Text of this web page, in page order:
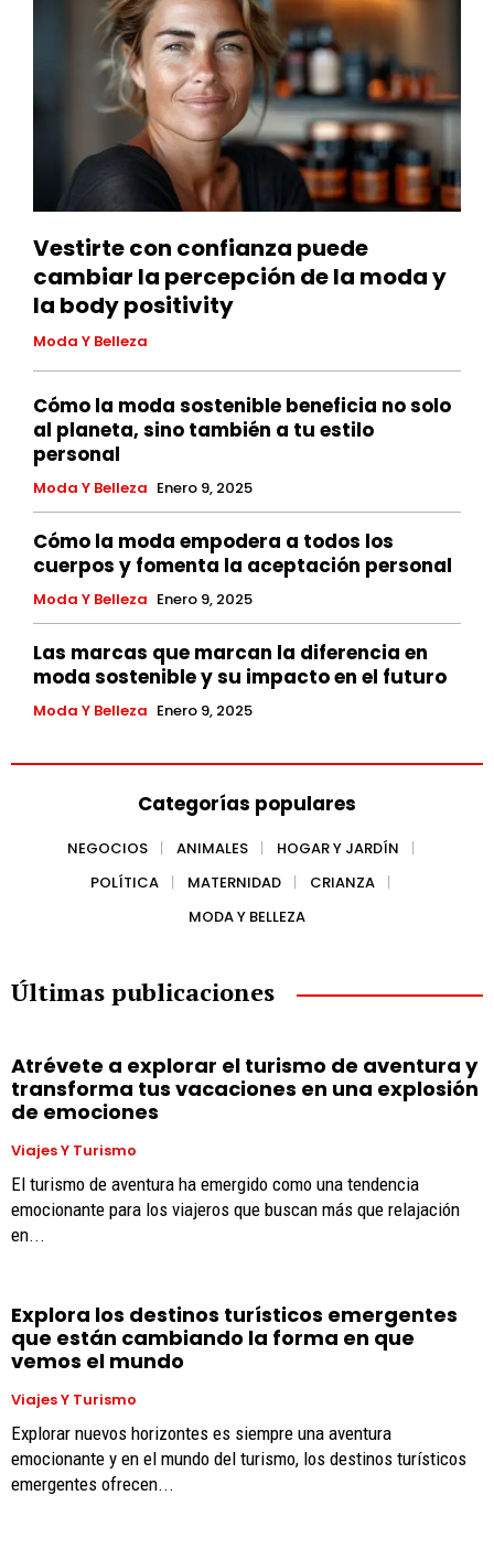
Vestirte con confianza puede
cambiar la percepción de la moda y
la body positivity
Moda Y Belleza
Cómo la moda sostenible beneficia no solo
al planeta, sino también a tu estilo
personal
Moda Y Belleza Enero 9, 2025
Cómo la moda empodera a todos los
cuerpos y fomenta la aceptación personal
Moda Y Belleza Enero 9, 2025
Las marcas que marcan la diferencia en
moda sostenible y su impacto en el futuro
Moda Y Belleza Enero 9, 2025
Categorías populares
NEGOCIOS ANIMALES
HOGAR Y JARDÍN
POLÍTICA
MATERNIDAD
CRIANZA
MODA Y BELLEZA
Últimas publicaciones
Atrévete a explorar el turismo de aventura y
transforma tus vacaciones en una explosión
de emociones
Viajes Y Turismo
El turismo de aventura ha emergido como una tendencia
emocionante para los viajeros que buscan más que relajación
en...
Explora los destinos turísticos emergentes
que están cambiando la forma en que
vemos el mundo
Viajes Y Turismo
Explorar nuevos horizontes es siempre una aventura
emocionante y en el mundo del turismo, los destinos turísticos
emergentes ofrecen...